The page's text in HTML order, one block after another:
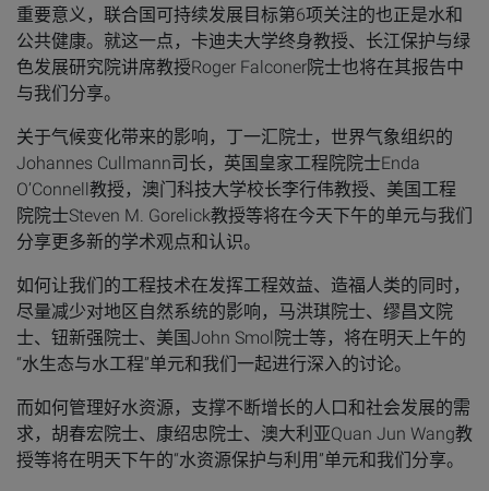
重要意义，联合国可持续发展目标第6项关注的也正是水和
公共健康。就这一点，卡迪夫大学终身教授、长江保护与绿
色发展研究院讲席教授Roger Falconer院士也将在其报告中
与我们分享。
关于气候变化带来的影响，丁一汇院士，世界气象组织的
Johannes Cullmann司长，英国皇家工程院院士Enda
O’Connell教授，澳门科技大学校长李行伟教授、美国工程
院院士Steven M. Gorelick教授等将在今天下午的单元与我们
分享更多新的学术观点和认识。
如何让我们的工程技术在发挥工程效益、造福人类的同时，
尽量减少对地区自然系统的影响，马洪琪院士、缪昌文院
士、钮新强院士、美国John Smol院士等，将在明天上午的
“水生态与水工程”单元和我们一起进行深入的讨论。
而如何管理好水资源，支撑不断增长的人口和社会发展的需
求，胡春宏院士、康绍忠院士、澳大利亚Quan Jun Wang教
授等将在明天下午的“水资源保护与利用”单元和我们分享。